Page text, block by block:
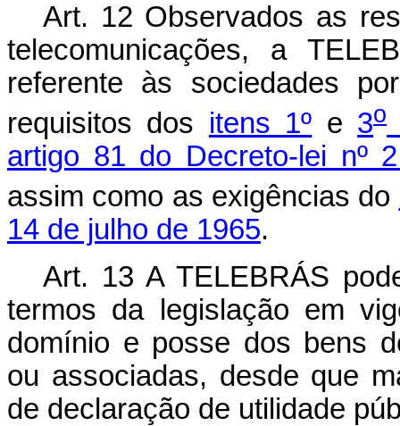
Art. 12 Observados as
telecomunicações, a
referente às sociedades
requisitos dos itens 1º e 3o
artigo 81 do Decreto-lei nº
assim como as exigências do
14 de julho de 1965.
Art. 13 A TELEBRÁS
termos da legislação em
domínio e posse dos bens
ou associadas, desde que
de declaração de utilidade